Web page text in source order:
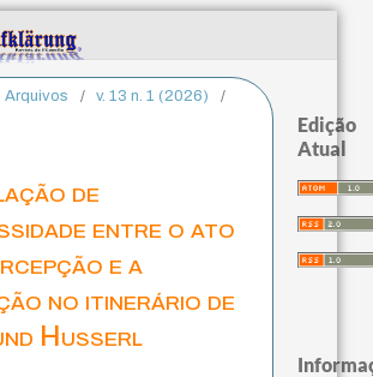
Arquivos / v. 13 n. 1 (2026)
/
de
entre o ato
e a
no itinerário de
Husserl
Edição
Atual